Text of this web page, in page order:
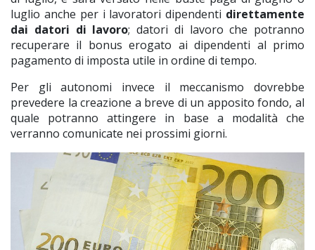
luglio anche per i lavoratori dipendenti direttamente
dai datori di lavoro; datori di lavoro che potranno
recuperare il bonus erogato ai dipendenti al primo
pagamento di imposta utile in ordine di tempo.
Per gli autonomi invece il meccanismo dovrebbe
prevedere la creazione a breve di un apposito fondo, al
quale potranno attingere in base a modalità che
verranno comunicate nei prossimi giorni.